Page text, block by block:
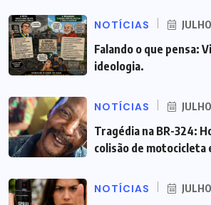
NOTÍCIAS
Falando o que pensa:
ideologia.
NOTÍCIAS
Tragédia na BR-324:
colisão de motocicleta
NOTÍCIAS